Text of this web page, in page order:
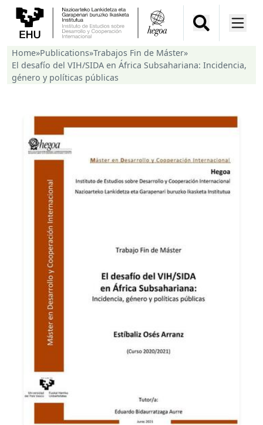
Home»Publications»Trabajos Fin de Máster»
El desafío del VIH/SIDA en África Subsahariana: Incidencia,
género y políticas públicas